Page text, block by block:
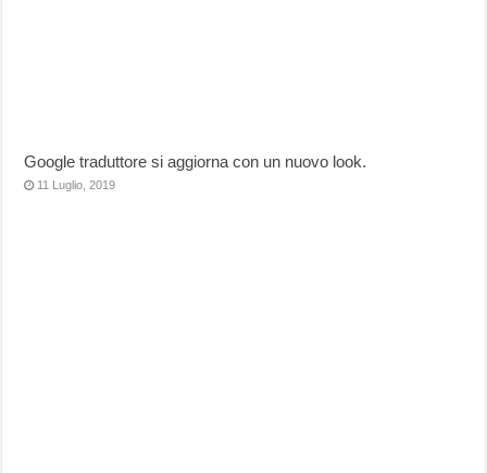
Google traduttore si aggiorna con un nuovo look.
11 Luglio, 2019